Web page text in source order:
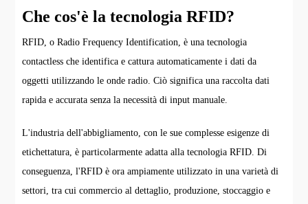
Che cos'è la tecnologia RFID?
RFID, o Radio Frequency Identification, è una tecnologia
contactless che identifica e cattura automaticamente i dati da
oggetti utilizzando le onde radio. Ciò significa una raccolta dati
rapida e accurata senza la necessità di input manuale.
L'industria dell'abbigliamento, con le sue complesse esigenze di
etichettatura, è particolarmente adatta alla tecnologia RFID. Di
conseguenza, l'RFID è ora ampiamente utilizzato in una varietà di
settori, tra cui commercio al dettaglio, produzione, stoccaggio e